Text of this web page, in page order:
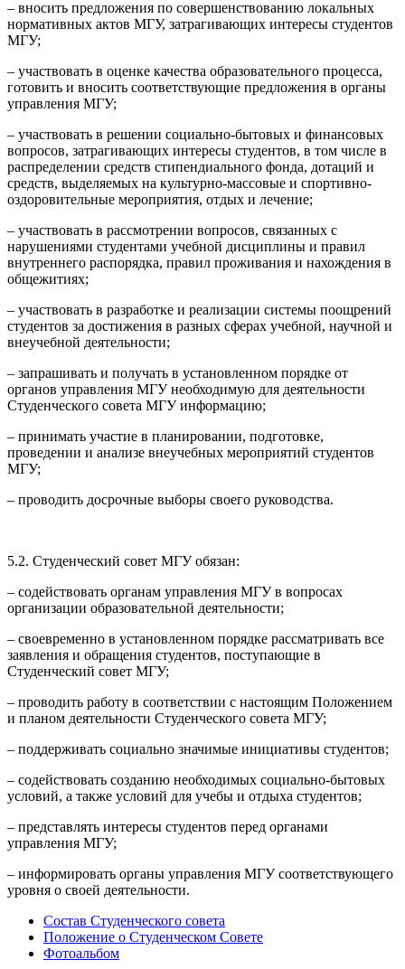
– вносить предложения по совершенствованию локальных
нормативных актов МГУ, затрагивающих интересы студентов
МГУ;
– участвовать в оценке качества образовательного процесса,
готовить и вносить соответствующие предложения в органы
управления МГУ;
– участвовать в решении социально-бытовых и финансовых
вопросов, затрагивающих интересы студентов, в том числе в
распределении средств стипендиального фонда, дотаций и
средств, выделяемых на культурно-массовые и спортивно-
оздоровительные мероприятия, отдых и лечение;
– участвовать в рассмотрении вопросов, связанных с
нарушениями студентами учебной дисциплины и правил
внутреннего распорядка, правил проживания и нахождения в
общежитиях;
– участвовать в разработке и реализации системы поощрений
студентов за достижения в разных сферах учебной, научной и
внеучебной деятельности;
– запрашивать и получать в установленном порядке от
органов управления МГУ необходимую для деятельности
Студенческого совета МГУ информацию;
– принимать участие в планировании, подготовке,
проведении и анализе внеучебных мероприятий студентов
МГУ;
– проводить досрочные выборы своего руководства.
5.2. Студенческий совет МГУ обязан:
– содействовать органам управления МГУ в вопросах
организации образовательной деятельности;
– своевременно в установленном порядке рассматривать все
заявления и обращения студентов, поступающие в
Студенческий совет МГУ;
– проводить работу в соответствии с настоящим Положением
и планом деятельности Студенческого совета МГУ;
– поддерживать социально значимые инициативы студентов;
– содействовать созданию необходимых социально-бытовых
условий, а также условий для учебы и отдыха студентов;
– представлять интересы студентов перед органами
управления МГУ;
– информировать органы управления МГУ соответствующего
уровня о своей деятельности.
Состав Студенческого совета
Положение о Студенческом Совете
Фотоальбом